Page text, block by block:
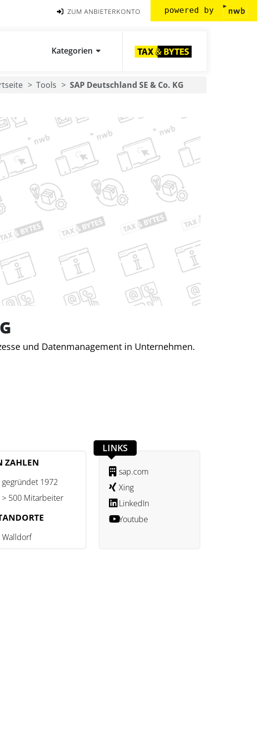
ZUM ANBIETERKONTO powered by
Kategorien
Tools SAP Deutschland SE & Co. KG
und Datenmanagement in Unternehmen.
ZAHLEN
gegründet 1972
> 500 Mitarbeiter
Walldorf
LINKS
sap.com
Xing
LinkedIn
Youtube